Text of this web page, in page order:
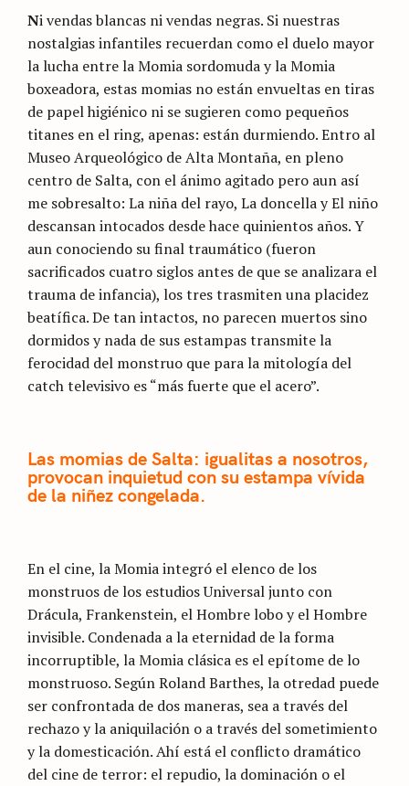
Ni vendas blancas ni vendas negras. Si nuestras
nostalgias infantiles recuerdan como el duelo mayor
la lucha entre la Momia sordomuda y la Momia
boxeadora, estas momias no están envueltas en tiras
de papel higiénico ni se sugieren como pequeños
titanes en el ring, apenas: están durmiendo. Entro al
Museo Arqueológico de Alta Montaña, en pleno
centro de Salta, con el ánimo agitado pero aun así
me sobresalto: La niña del rayo, La doncella y El niño
descansan intocados desde hace quinientos años. Y
aun conociendo su final traumático (fueron
sacrificados cuatro siglos antes de que se analizara el
trauma de infancia), los tres trasmiten una placidez
beatífica. De tan intactos, no parecen muertos sino
dormidos y nada de sus estampas transmite la
ferocidad del monstruo que para la mitología del
catch televisivo es “más fuerte que el acero”.
Las momias de Salta: igualitas a nosotros,
provocan inquietud con su estampa vívida
de la niñez congelada.
En el cine, la Momia integró el elenco de los
monstruos de los estudios Universal junto con
Drácula, Frankenstein, el Hombre lobo y el Hombre
invisible. Condenada a la eternidad de la forma
incorruptible, la Momia clásica es el epítome de lo
monstruoso. Según Roland Barthes, la otredad puede
ser confrontada de dos maneras, sea a través del
rechazo y la aniquilación o a través del sometimiento
y la domesticación. Ahí está el conflicto dramático
del cine de terror: el repudio, la dominación o el